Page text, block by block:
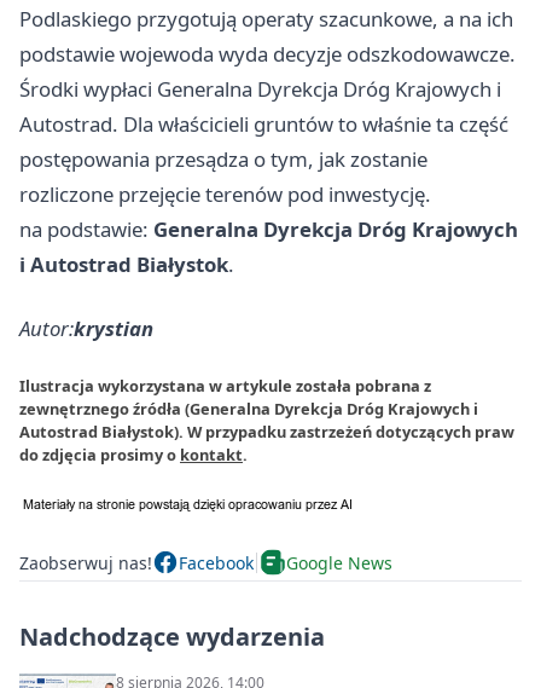
Podlaskiego przygotują operaty szacunkowe, a na ich
podstawie wojewoda wyda decyzje odszkodowawcze.
Środki wypłaci Generalna Dyrekcja Dróg Krajowych i
Autostrad. Dla właścicieli gruntów to właśnie ta część
postępowania przesądza o tym, jak zostanie
rozliczone przejęcie terenów pod inwestycję.
na podstawie: Generalna Dyrekcja Dróg Krajowych
i Autostrad Białystok.
Autor:krystian
Ilustracja wykorzystana w artykule została pobrana z
zewnętrznego źródła (Generalna Dyrekcja Dróg Krajowych i
Autostrad Białystok). W przypadku zastrzeżeń dotyczących praw
do zdjęcia prosimy o kontakt.
Zaobserwuj nas! Facebook Google News
Nadchodzące wydarzenia
8 sierpnia 2026, 14:00